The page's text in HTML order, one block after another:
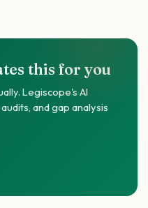
this for you
Legiscope's AI
and gap analysis